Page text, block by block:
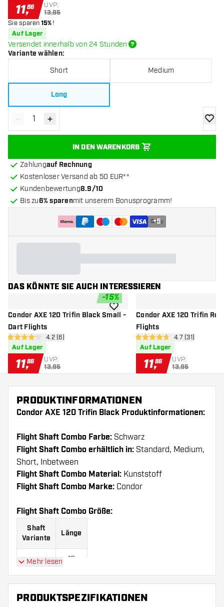
11,86 UVP:
13,95
Sie sparen15%!
Auf Lager
Versendet innerhalb von 24 Stunden
Variante wählen:
Short Medium
Long
Menge verringern
- Menge erhöhen
+
IN DEN WARENKORB
Zur
Zahlungauf Rechnung
Kostenloser Versand ab 50 EUR**
Kundenbewertung8.9/10
Bis zu6% sparenmit unserem Bonusprogramm!
+5
DAS KÖNNTE SIE AUCH INTERESSIEREN
-15%
Condor AXE 120 Trifin Black Small -
Dart Flights
Bewertungsbereich öffnen
4.2 Bewertungssterne
4.2 (6)
Auf Lager
11,86 UVP:
13,95
Zur Wunschliste hinzufügen
Condor AXE 120 Trifin
Flights
4.7 Bewertungssterne
4.7 (31)
Auf Lager
11,86 UVP:
13,95
PRODUKTINFORMATIONEN
Condor AXE 120 Trifin Black Produktinformationen:
Flight Shaft Combo Farbe: Schwarz
Flight Shaft Combo erhältlich in: Standard, Medium,
Short, Inbetween
Flight Shaft Combo Material: Kunststoff
Flight Shaft Combo Marke: Condor
Flight Shaft Combo Größe:
Shaft
Variante
Länge
Short
18
Medium
mm
Mehr lesen
PRODUKTSPEZIFIKATIONEN